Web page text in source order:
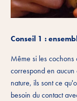
Conseil 1 :
Même si les
correspond en
nature, ils sont ce
besoin du contact